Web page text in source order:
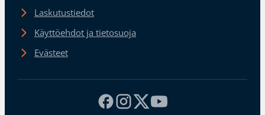
Laskutustiedot
Käyttöehdot ja tietosuoja
Evästeet